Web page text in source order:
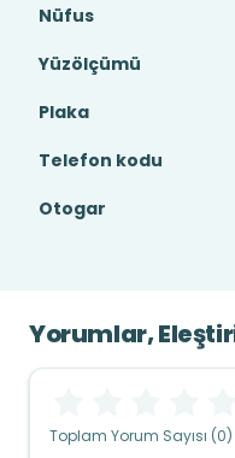
Nüfus
Yüzölçümü
Plaka
Telefon kodu
Otogar
Yorumlar,
Toplam Yorum Sayısı (0)